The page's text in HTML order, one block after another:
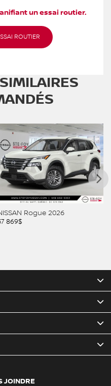
un essai routier.
ROUTIER
Rogue 2026
869$
JOINDRE